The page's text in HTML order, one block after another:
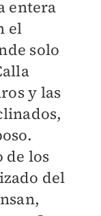
entera
el
solo
y las
de los
del